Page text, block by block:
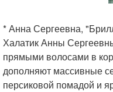
* Анна Сергеевна,
Халатик Анны
прямыми волосами в
дополняют массивные
персиковой помадой и